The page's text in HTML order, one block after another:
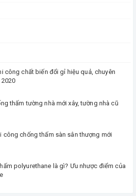
công chất biến đổi gỉ hiệu quả, chuyên
thấm tường nhà mới xây, tường nhà cũ
công chống thấm sàn sân thượng mới
polyurethane là gì? Ưu nhược điểm của